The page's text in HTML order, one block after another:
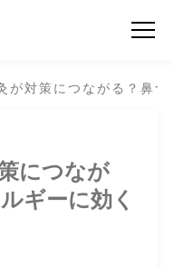
が対策につながる？鼻
につなが
ギーに効く